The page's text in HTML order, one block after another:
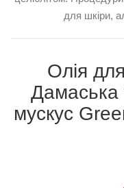
для шкіри,
Олія
Дамаська
мускус